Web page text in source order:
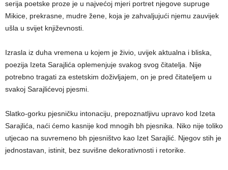
serija poetske proze je u najvećoj mjeri portret njegove supruge
Mikice, prekrasne, mudre žene, koja je zahvaljujući njemu zauvijek
ušla u svijet književnosti.
Izrasla iz duha vremena u kojem je živio, uvijek aktualna i bliska,
poezija Izeta Sarajlića oplemenjuje svakog svog čitatelja. Nije
potrebno tragati za estetskim doživljajem, on je pred čitateljem u
svakoj Sarajlićevoj pjesmi.
Slatko-gorku pjesničku intonaciju, prepoznatljivu upravo kod Izeta
Sarajlića, naći ćemo kasnije kod mnogih bh pjesnika. Niko nije toliko
utjecao na suvremeno bh pjesništvo kao Izet Sarajlić. Njegov stih je
jednostavan, istinit, bez suvišne dekorativnosti i retorike.